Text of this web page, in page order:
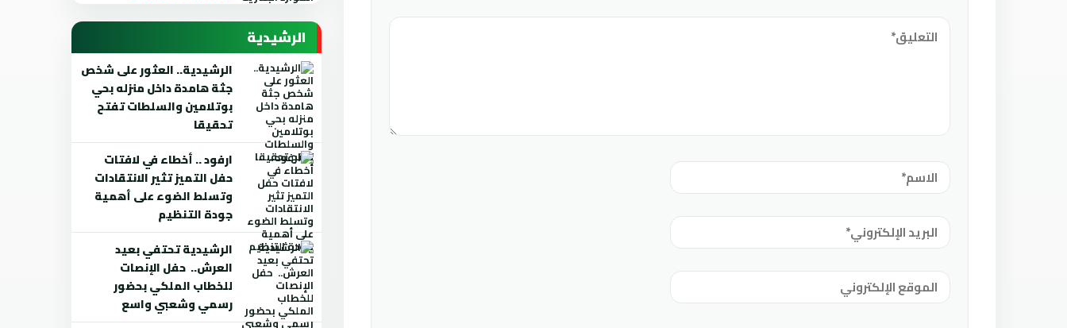
الرشيدية
الرشيدية.. العثور على شخص
جثة هامدة داخل منزله بحي
بوتلامين والسلطات تفتح
تحقيقا
ارفود .. أخطاء في لافتات
حفل التميز تثير الانتقادات
وتسلط الضوء على أهمية
جودة التنظيم
الرشيدية تحتفي بعيد
العرش.. حفل الإنصات
للخطاب الملكي بحضور
رسمي وشعبي واسع